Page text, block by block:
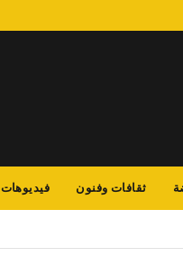
ثقافات وفنون فيديوهات